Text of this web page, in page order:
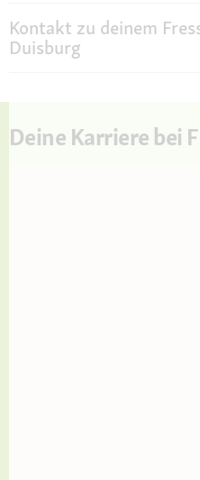
Kontakt zu deinem
Duisburg
Deine Karriere bei